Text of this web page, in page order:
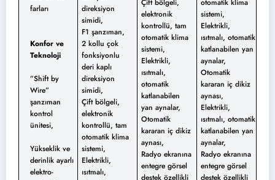
farları
Konfor ve
Teknoloji
”Shift by
Wire”
şanzıman
kontrol
ünitesi,
Yükseklik ve
derinlik ayarlı
elektro-
direksiyon
simidi,
F1 şanzıman,
2 kollu çok
fonksiyonlu
deri kaplı
direksiyon
simidi,
Çift bölgeli,
elektronik
kontrollü, tam
otomatik klima
sistemi,
Elektrikli,
ısıtmalı,
Çift bölgeli,
elektronik
kontrollü, tam
otomatik klima
sistemi,
Elektrikli,
ısıtmalı,
otomatik
katlanabilen
yan aynalar,
Otomatik
kararan iç dikiz
aynası,
Radyo ekranına
entegre görsel
destek özellikli
otomatik klima
sistemi,
Elektrikli,
ısıtmalı, otomatik
katlanabilen yan
aynalar,
Otomatik
kararan iç dikiz
aynası,
Elektrikli,
ısıtmalı, otomatik
katlanabilen yan
aynalar,
Radyo ekranına
entegre görsel
destek özellikli